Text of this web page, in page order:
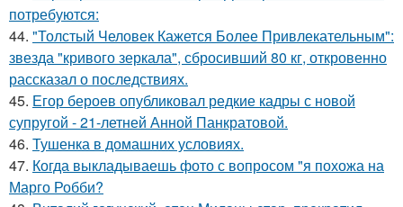
потребуются:
44. "Толстый Человек Кажется Более Привлекательным":
звезда "кривого зеркала", сбросивший 80 кг, откровенно
рассказал о последствиях.
45. Егор бероев опубликовал редкие кадры с новой
супругой - 21-летней Анной Панкратовой.
46. Тушенка в домашних условиях.
47. Когда выкладываешь фото с вопросом "я похожа на
Марго Робби?